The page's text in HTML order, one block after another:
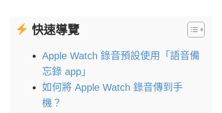
快速導覽
Apple Watch 錄音預設使用「語音備
忘錄 app」
如何將 Apple Watch 錄音傳到手
機？